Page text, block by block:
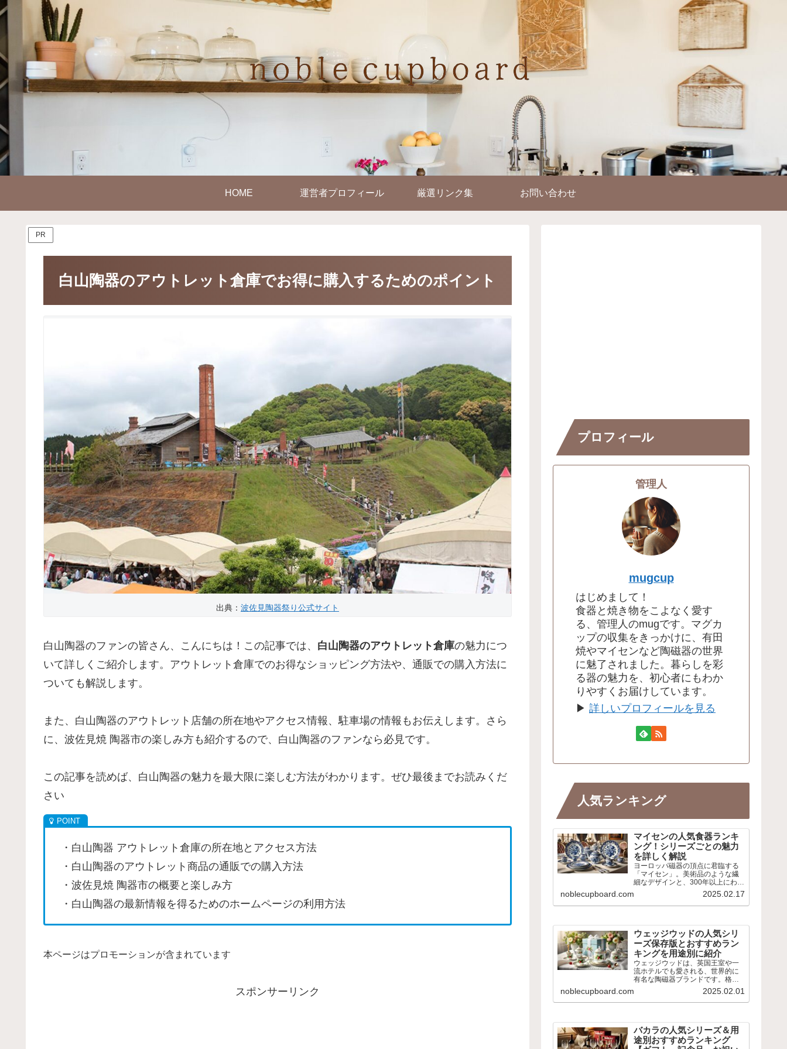
HOME 運営者プロフィール 厳選リンク集 お問い合わせ
PR
白山陶器のアウトレット倉庫でお得に購入するためのポイント
出典： 波佐見陶器祭り公式サイト
白山陶器のファンの皆さん、こんにちは！この記事では、 白山陶器のアウトレット倉庫の魅力につ
いて詳しくご紹介します。アウトレット倉庫でのお得なショッピング方法や、通販での購入方法に
ついても解説します。
また、白山陶器のアウトレット店舗の所在地やアクセス情報、駐車場の情報もお伝えします。さら
に、波佐見焼 陶器市の楽しみ方も紹介するので、白山陶器のファンなら必見です。
この記事を読めば、白山陶器の魅力を最大限に楽しむ方法がわかります。ぜひ最後までお読みくだ
さい
・白山陶器 アウトレット倉庫の所在地とアクセス方法
・白山陶器のアウトレット商品の通販での購入方法
・波佐見焼 陶器市の概要と楽しみ方
・白山陶器の最新情報を得るためのホームページの利用方法
本ページはプロモーションが含まれています
スポンサーリンク
プロフィール
管理人
mugcup
はじめまして！
食器と焼き物をこよなく愛す
る、管理人のmugです。マグカ
ップの収集をきっかけに、有田
焼やマイセンなど陶磁器の世界
に魅了されました。暮らしを彩
る器の魅力を、初心者にもわか
りやすくお届けしています。
▶ 詳しいプロフィールを見る
人気ランキング
マイセンの人気食器ランキ
ング！シリーズごとの魅力
を詳しく解説
ヨーロッパ磁器の頂点に君臨する
「マイセン」。美術品のような繊
細なデザインと、300年以上にわた
る伝統が魅力です。 本記事では、
マイセンの人気シリーズやおすす
めアイテムをランキング形式でご
ら、現代の暮らしに馴染むモ...
noblecupboard.com 2025.02.17
ウェッジウッドの人気シリ
ーズ保存版とおすすめラン
キングを用途別に紹介
ウェッジウッドは、英国王室や一
流ホテルでも愛される、世界的に
有名な陶磁器ブランドです。格式
高いデザインから、カジュアルに
使えるシリーズまで幅広く展開さ
れ、用途に応じた選び方ができま
の魅力や人気シリーズ、アイテ...
noblecupboard.com 2025.02.01
バカラの人気シリーズ＆用
途別おすすめランキング